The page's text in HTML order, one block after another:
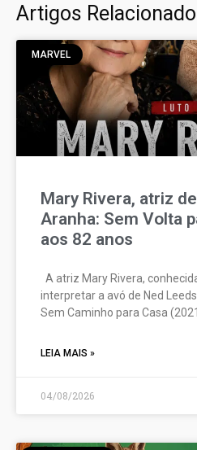
Artigos
MARVEL
Mary Rivera, atriz
Aranha: Sem Volta
aos 82 anos
A atriz Mary Rivera,
interpretar a avó de Ned
Sem Caminho para Casa
LEIA MAIS »
04/08/2026